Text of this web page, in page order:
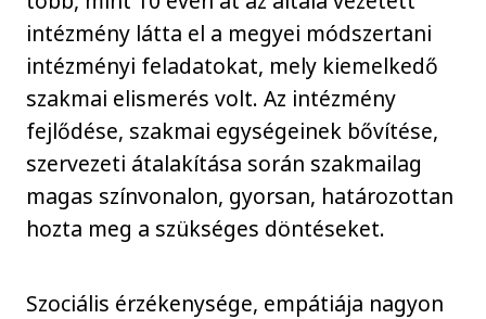
intézmény látta el a megyei módszertani
intézményi feladatokat, mely kiemelkedő
szakmai elismerés volt. Az intézmény
fejlődése, szakmai egységeinek bővítése,
szervezeti átalakítása során szakmailag
magas színvonalon, gyorsan, határozottan
hozta meg a szükséges döntéseket.
Szociális érzékenysége, empátiája nagyon